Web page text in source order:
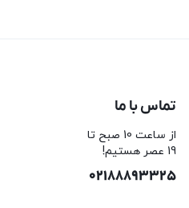
تماس با ما
از ساعت 10 صبح تا
19 عصر هستیم!
02188893325